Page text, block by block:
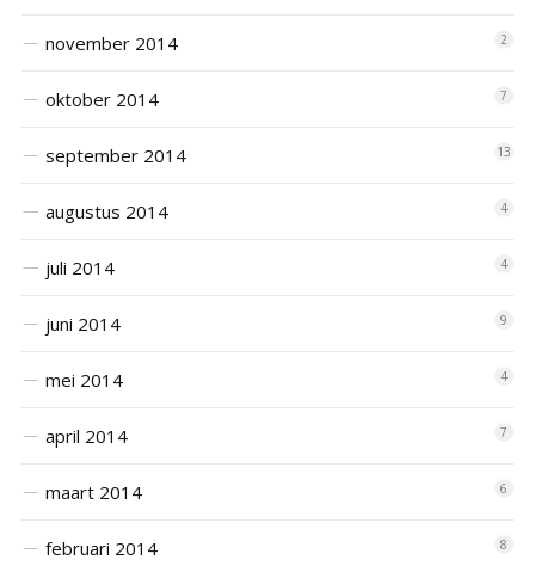
november 2014 2
oktober 2014 7
september 2014 13
augustus 2014 4
juli 2014 4
juni 2014 9
mei 2014 4
april 2014 7
maart 2014 6
februari 2014 8